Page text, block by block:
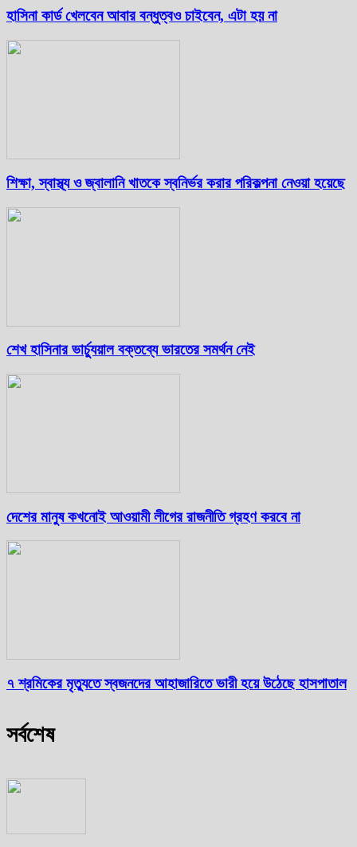
হাসিনা কার্ড খেলবেন আবার বন্ধুত্বও চাইবেন, এটা হয় না
শিক্ষা, স্বাস্থ্য ও জ্বালানি খাতকে স্বনির্ভর করার পরিকল্পনা নেওয়া হয়েছে
শেখ হাসিনার ভার্চ্যুয়াল বক্তব্যে ভারতের সমর্থন নেই
দেশের মানুষ কখনোই আওয়ামী লীগের রাজনীতি গ্রহণ করবে না
৭ শ্রমিকের মৃত্যুতে স্বজনদের আহাজারিতে ভারী হয়ে উঠেছে হাসপাতাল
সর্বশেষ